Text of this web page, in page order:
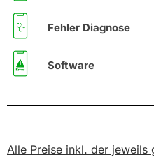
Fehler Diagnose
Software
Alle Preise inkl. der jeweils